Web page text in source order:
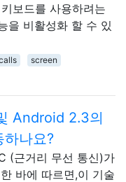
보드를 사용하려는
을 비활성화 할 수 있
screen
Android 2.3의
나요?
(근거리 무선 통신)가
바에 따르면,이 기술